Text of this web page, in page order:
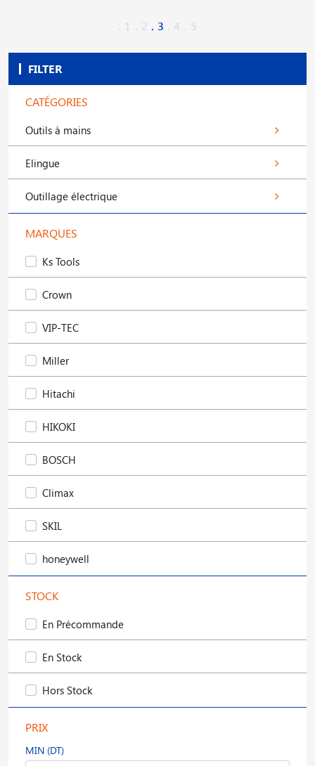
FILTER
CATÉGORIES
Outils à mains
Elingue
Outillage électrique
MARQUES
Ks Tools
Crown
VIP-TEC
Miller
Hitachi
HIKOKI
BOSCH
Climax
SKIL
honeywell
STOCK
En Précommande
En Stock
Hors Stock
PRIX
MIN (DT)
1 2 3 4 5